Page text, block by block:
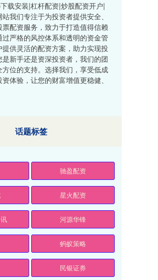
载安装|杠杆配资|炒股配资开户|
我们专注于为投资者提供安全、
配资服务，致力于打造值得信赖
严格的风控体系和透明的资金管
供灵活的配资方案，助力实现投
新手还是资深投资者，我们的团
方位的支持。选择我们，享受低成
体验，让您的财富增值更稳健、
话题标签
驰盈配资
星火配资
河源华锋
蚂蚁策略
民银证券